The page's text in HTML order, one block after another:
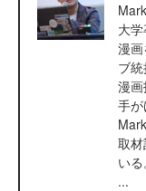
大
漫
ブ
漫
手が
取
いる
...